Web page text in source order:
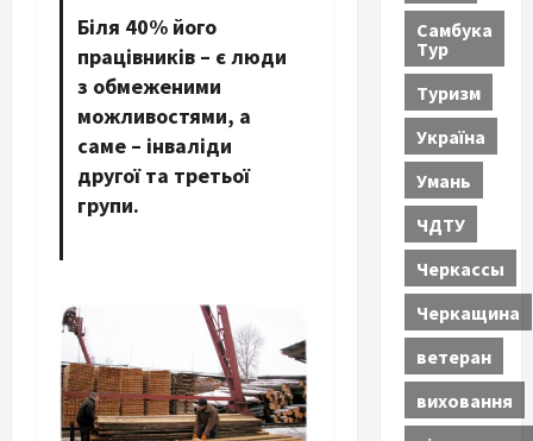
Біля 40% його
працівників – є люди
з обмеженими
можливостями, а
саме – інваліди
другої та третьої
групи.
Самбука
Тур
Туризм
Україна
Умань
ЧДТУ
Черкассы
Черкащина
ветеран
виховання